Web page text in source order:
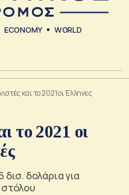
ECONOMY WORLD
και το 2021 οι Έλληνες
το 2021 οι
δολάρια για